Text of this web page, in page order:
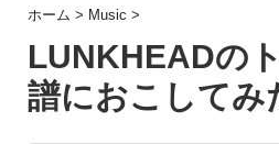
ホーム > Music >
LUNKHEADの
譜におこしてみ